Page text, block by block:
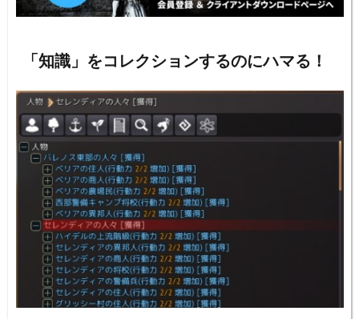
「知識」をコレクションするのにハマる！